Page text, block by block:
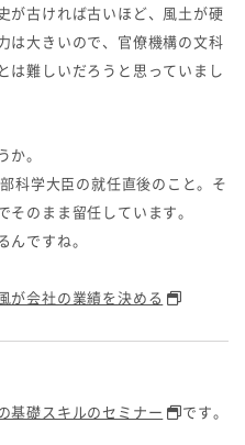
が古ければ古いほど、風土が硬
は大きいので、官僚機構の文科
は難しいだろうと思っていまし
。
科学大臣の就任直後のこと。そ
のまま留任しています。
んですね。
が会社の業績を決める
基礎スキルのセミナー
です。